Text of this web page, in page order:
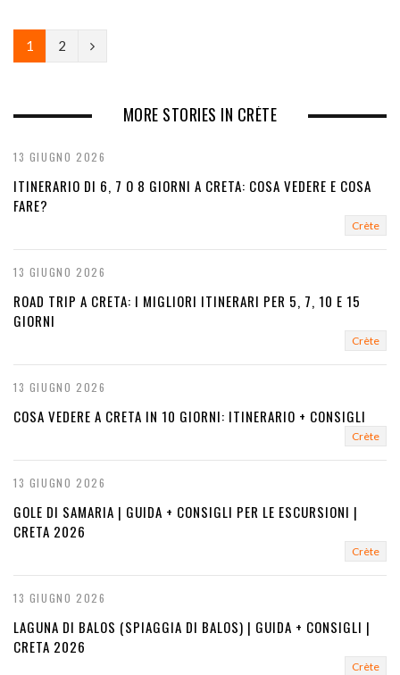
1 2
N
MORE STORIES IN CRÈTE
13 GIUGNO 2026
ITINERARIO DI 6, 7 O 8 GIORNI A CRETA: COSA VEDERE E COSA
FARE?
Crète
13 GIUGNO 2026
ROAD TRIP A CRETA: I MIGLIORI ITINERARI PER 5, 7, 10 E 15
GIORNI
Crète
13 GIUGNO 2026
COSA VEDERE A CRETA IN 10 GIORNI: ITINERARIO + CONSIGLI
Crète
13 GIUGNO 2026
GOLE DI SAMARIA | GUIDA + CONSIGLI PER LE ESCURSIONI |
CRETA 2026
Crète
13 GIUGNO 2026
LAGUNA DI BALOS (SPIAGGIA DI BALOS) | GUIDA + CONSIGLI |
CRETA 2026
Crète